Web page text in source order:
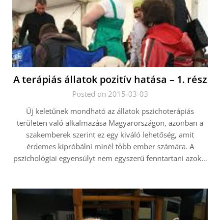
A terápiás állatok pozitív hatása – 1. rész
Posted on 2015-03-03
Új keletűnek mondható az állatok pszichoterápiás
területen való alkalmazása Magyarországon, azonban a
szakemberek szerint ez egy kiváló lehetőség, amit
érdemes kipróbálni minél több ember számára. A
pszichológiai egyensúlyt nem egyszerű fenntartani azok…